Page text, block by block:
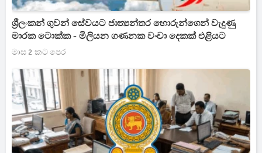
ශ්‍රීලංකන් ගුවන් සේවයට ජාත්‍යන්තර හොරුන්ගෙන් වැදුණු
මාරක ටොක්ක - මිලියන ගණනක වංචා දෙකක් එළියට
මාස 2 කට පෙර